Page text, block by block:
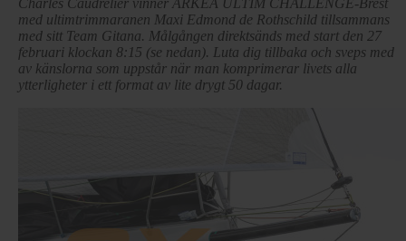
Charles Caudrelier vinner ARKEA ULTIM CHALLENGE-Brest
med ultimtrimmaranen Maxi Edmond de Rothschild tillsammans
med sitt Team Gitana. Målgången direktsänds med start den 27
februari klockan 8:15 (se nedan). Luta dig tillbaka och sveps med
av känslorna som uppstår när man komprimerar livets alla
ytterligheter i ett format av lite drygt 50 dagar.